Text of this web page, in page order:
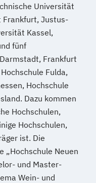
Digitale
7 Semester
Erneuerbare
Semester
Künstliche
Semester
Lebensmittel
Logistik (B.
Universität
Justus-
Kassel,
fünf
Frankfurt
Fulda,
Hochschule
Dazu kommen
Hochschulen,
Hochschulen,
ist. Die
„Hochschule Neuen
und Master-
Wein- und